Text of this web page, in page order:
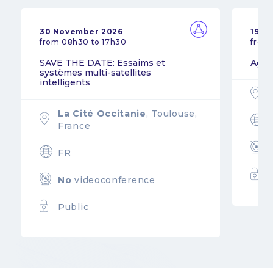
30 November 2026
from 08h30 to 17h30
SAVE THE DATE: Essaims et
systèmes multi-satellites
intelligents
La Cité Occitanie, Toulouse,
France
FR
No videoconference
Public
19
from